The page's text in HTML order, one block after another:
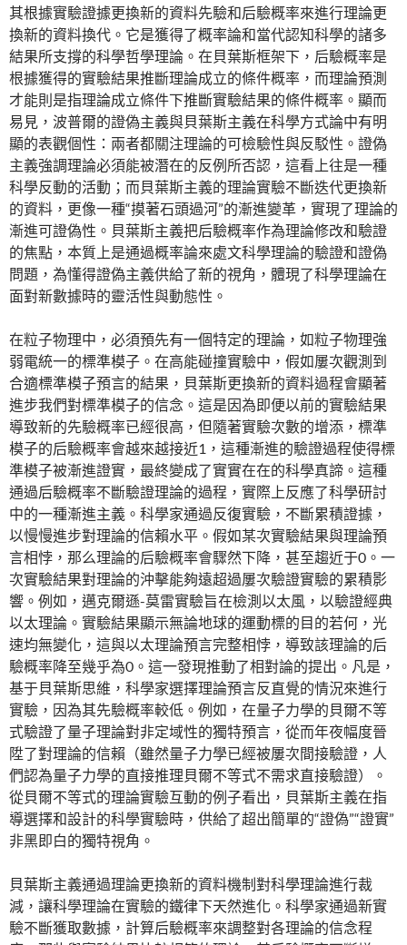
其根據實驗證據更換新的資料先驗和后驗概率來進行理論更
換新的資料換代。它是獲得了概率論和當代認知科學的諸多
結果所支撐的科學哲學理論。在貝葉斯框架下，后驗概率是
根據獲得的實驗結果推斷理論成立的條件概率，而理論預測
才能則是指理論成立條件下推斷實驗結果的條件概率。顯而
易見，波普爾的證偽主義與貝葉斯主義在科學方式論中有明
顯的表觀個性：兩者都關注理論的可檢驗性與反駁性。證偽
主義強調理論必須能被潛在的反例所否認，這看上往是一種
科學反動的活動；而貝葉斯主義的理論實驗不斷迭代更換新
的資料，更像一種“摸著石頭過河”的漸進變革，實現了理論的
漸進可證偽性。貝葉斯主義把后驗概率作為理論修改和驗證
的焦點，本質上是通過概率論來處文科學理論的驗證和證偽
問題，為懂得證偽主義供給了新的視角，體現了科學理論在
面對新數據時的靈活性與動態性。
在粒子物理中，必須預先有一個特定的理論，如粒子物理強
弱電統一的標準模子。在高能碰撞實驗中，假如屢次觀測到
合適標準模子預言的結果，貝葉斯更換新的資料過程會顯著
進步我們對標準模子的信念。這是因為即便以前的實驗結果
導致新的先驗概率已經很高，但隨著實驗次數的增添，標準
模子的后驗概率會越來越接近1，這種漸進的驗證過程使得標
準模子被漸進證實，最終變成了實實在在的科學真諦。這種
通過后驗概率不斷驗證理論的過程，實際上反應了科學研討
中的一種漸進主義。科學家通過反復實驗，不斷累積證據，
以慢慢進步對理論的信賴水平。假如某次實驗結果與理論預
言相悖，那么理論的后驗概率會驟然下降，甚至趨近于0。一
次實驗結果對理論的沖擊能夠遠超過屢次驗證實驗的累積影
響。例如，邁克爾遜-莫雷實驗旨在檢測以太風，以驗證經典
以太理論。實驗結果顯示無論地球的運動標的目的若何，光
速均無變化，這與以太理論預言完整相悖，導致該理論的后
驗概率降至幾乎為0。這一發現推動了相對論的提出。凡是，
基于貝葉斯思維，科學家選擇理論預言反直覺的情況來進行
實驗，因為其先驗概率較低。例如，在量子力學的貝爾不等
式驗證了量子理論對非定域性的獨特預言，從而年夜幅度晉
陞了對理論的信賴（雖然量子力學已經被屢次間接驗證，人
們認為量子力學的直接推理貝爾不等式不需求直接驗證）。
從貝爾不等式的理論實驗互動的例子看出，貝葉斯主義在指
導選擇和設計的科學實驗時，供給了超出簡單的“證偽”“證實”
非黑即白的獨特視角。
貝葉斯主義通過理論更換新的資料機制對科學理論進行裁
減，讓科學理論在實驗的鐵律下天然進化。科學家通過新實
驗不斷獲取數據，計算后驗概率來調整對各理論的信念程